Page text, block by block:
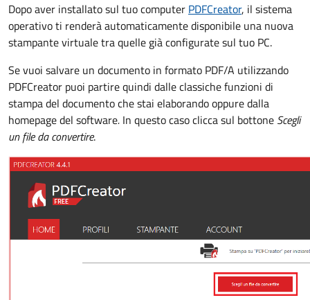
Dopo aver installato sul tuo computer PDFCreator, il sistema
operativo ti renderà automaticamente disponibile una nuova
stampante virtuale tra quelle già configurate sul tuo PC.
Se vuoi salvare un documento in formato PDF/A utilizzando
PDFCreator puoi partire quindi dalle classiche funzioni di
stampa del documento che stai elaborando oppure dalla
homepage del software. In questo caso clicca sul bottone Scegli
un file da convertire.